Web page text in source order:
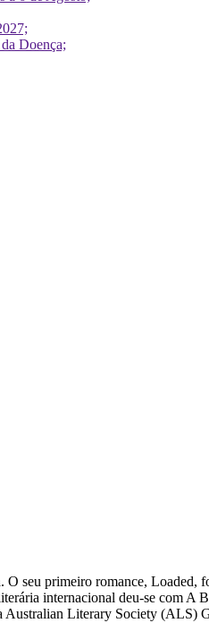
Doença;
seu primeiro romance, Loaded,
internacional deu-se com A
Literary Society (ALS)